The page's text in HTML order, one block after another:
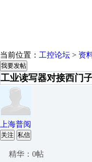
当前位置： 工控论坛 > 资
我要发帖
工业读写器对接西门
上海普阅
关注 私信
精华：0帖